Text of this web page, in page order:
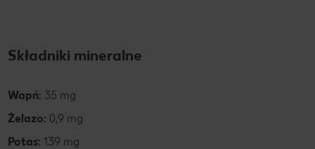
Składniki mineralne
Wapń: 35 mg
Żelazo: 0,9 mg
Potas: 139 mg